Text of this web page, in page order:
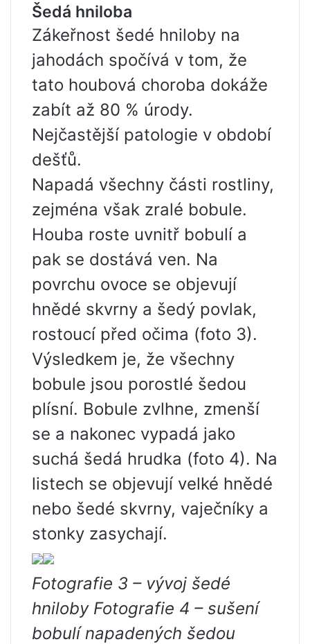
Šedá hniloba
Zákeřnost šedé hniloby na
jahodách spočívá v tom, že
tato houbová choroba dokáže
zabít až 80 % úrody.
Nejčastější patologie v období
dešťů.
Napadá všechny části rostliny,
zejména však zralé bobule.
Houba roste uvnitř bobulí a
pak se dostává ven. Na
povrchu ovoce se objevují
hnědé skvrny a šedý povlak,
rostoucí před očima (foto 3).
Výsledkem je, že všechny
bobule jsou porostlé šedou
plísní. Bobule zvlhne, zmenší
se a nakonec vypadá jako
suchá šedá hrudka (foto 4). Na
listech se objevují velké hnědé
nebo šedé skvrny, vaječníky a
stonky zasychají.
Fotografie 3 – vývoj šedé
hniloby Fotografie 4 – sušení
bobulí napadených šedou